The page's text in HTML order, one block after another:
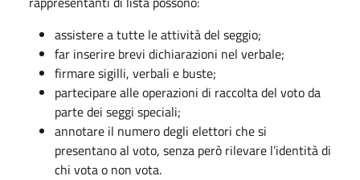
assistere a tutte le attività del seggio;
far inserire brevi dichiarazioni nel verbale;
firmare sigilli, verbali e buste;
partecipare alle operazioni di raccolta del voto da
parte dei seggi speciali;
annotare il numero degli elettori che si
presentano al voto, senza però rilevare l’identità di
chi vota o non vota.